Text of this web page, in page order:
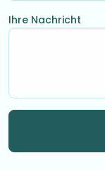
Ihre Nachricht